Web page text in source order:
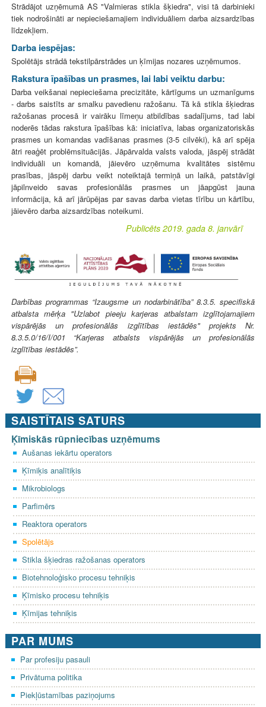
Strādājot uzņēmumā AS "Valmieras stikla šķiedra", visi tā darbinieki
tiek nodrošināti ar nepieciešamajiem individuāliem darba aizsardzības
līdzekļiem.
Darba iespējas:
Spolētājs strādā tekstilpārstrādes un ķīmijas nozares uzņēmumos.
Rakstura īpašības un prasmes, lai labi veiktu darbu:
Darba veikšanai nepieciešama precizitāte, kārtīgums un uzmanīgums
- darbs saistīts ar smalku pavedienu ražošanu. Tā kā stikla šķiedras
ražošanas procesā ir vairāku līmeņu atbildības sadalījums, tad labi
noderēs tādas rakstura īpašības kā: iniciatīva, labas organizatoriskās
prasmes un komandas vadīšanas prasmes (3-5 cilvēki), kā arī spēja
ātri reaģēt problēmsituācijās. Jāpārvalda valsts valoda, jāspēj strādāt
individuāli un komandā, jāievēro uzņēmuma kvalitātes sistēmu
prasības, jāspēj darbu veikt noteiktajā termiņā un laikā, patstāvīgi
jāpilnveido savas profesionālās prasmes un jāapgūst jauna
informācija, kā arī jārūpējas par savas darba vietas tīrību un kārtību,
jāievēro darba aizsardzības noteikumi.
Publicēts 2019. gada 8. janvārī
Darbības programmas “Izaugsme un nodarbinātība” 8.3.5. specifiskā
atbalsta mērķa "Uzlabot pieeju karjeras atbalstam izglītojamajiem
vispārējās un profesionālās izglītības iestādēs" projekts Nr.
8.3.5.0/16/I/001 “Karjeras atbalsts vispārējās un profesionālās
izglītības iestādēs”.
SAISTĪTAIS SATURS
Ķīmiskās rūpniecības uzņēmums
Aušanas iekārtu operators
Ķīmiķis analītiķis
Mikrobiologs
Parfimērs
Reaktora operators
Spolētājs
Stikla šķiedras ražošanas operators
Biotehnoloģisko procesu tehniķis
Ķīmisko procesu tehniķis
Ķīmijas tehniķis
PAR MUMS
Par profesiju pasauli
Privātuma politika
Piekļūstamības paziņojums